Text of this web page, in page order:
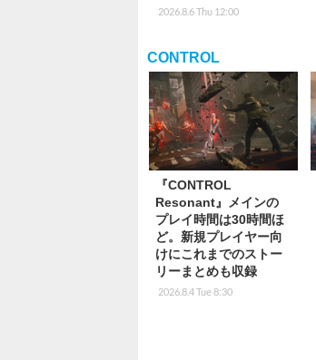
2026.8.6 Thu 12:00
CONTROL
『CONTROL
Resonant』メインの
プレイ時間は30時間ほ
ど。新規プレイヤー向
けにこれまでのストー
リーまとめも収録
2026.8.4 Tue 8:30